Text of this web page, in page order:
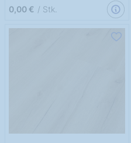
0,00 € / Stk.